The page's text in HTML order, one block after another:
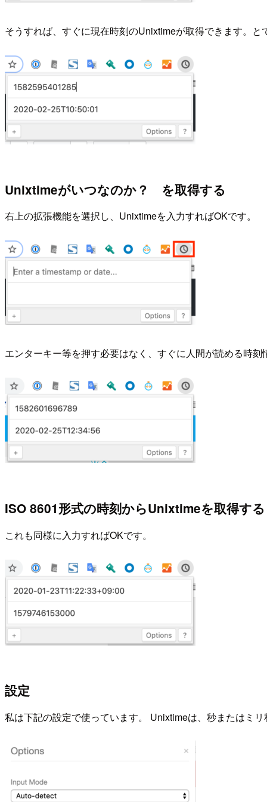
そうすれば、すぐに現在時刻のUnixtimeが取得できます。と
Unixtimeがいつなのか？ を取得する
右上の拡張機能を選択し、Unixtimeを入力すればOKです。
エンターキー等を押す必要はなく、すぐに人間が読める時刻
ISO 8601形式の時刻からUnixtimeを取得する
これも同様に入力すればOKです。
設定
私は下記の設定で使っています。 Unixtimeは、秒またはミリ